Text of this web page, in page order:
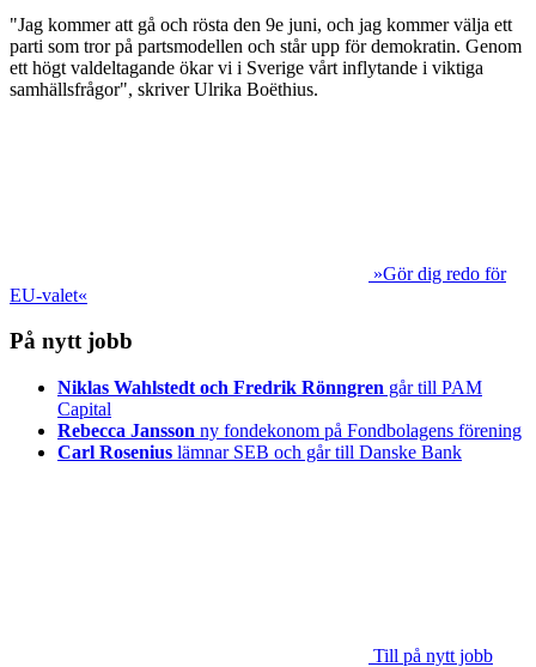
"Jag kommer att gå och rösta den 9e juni, och jag kommer välja ett
parti som tror på partsmodellen och står upp för demokratin. Genom
ett högt valdeltagande ökar vi i Sverige vårt inflytande i viktiga
samhällsfrågor", skriver Ulrika Boëthius.
»Gör dig redo för
EU-valet«
På nytt jobb
Niklas Wahlstedt och Fredrik Rönngren går till PAM
Capital
Rebecca Jansson ny fondekonom på Fondbolagens förening
Carl Rosenius lämnar SEB och går till Danske Bank
Till på nytt jobb